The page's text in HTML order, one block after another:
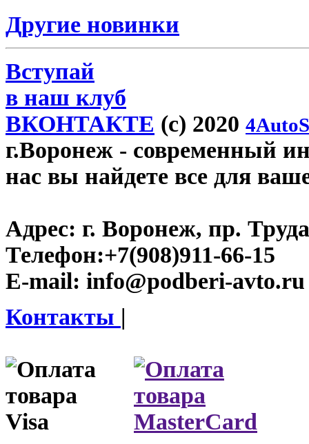
Другие новинки
Вступай
в наш клуб
ВКОНТАКТЕ (c) 2020
г.Воронеж - современный
нас вы найдете все для
Адрес: г. Воронеж, пр.
Телефон:+7(908)911-66-15
E-mail: info@podberi-avto.ru
Контакты |